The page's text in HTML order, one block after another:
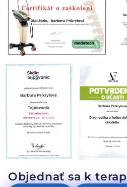
Objednať sa k